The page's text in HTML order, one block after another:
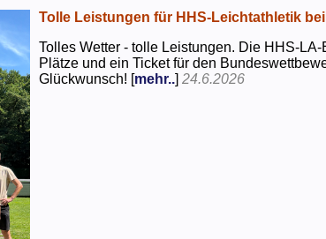
Tolle Leistungen für HHS-Leichtathletik
Tolles Wetter - tolle Leistungen. Die HHS-
Plätze und ein Ticket für den
Glückwunsch! [mehr..]24.6.2026